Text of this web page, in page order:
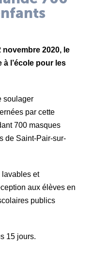
2020, le
l’école pour les
soulager
par cette
700 masques
de Saint-Pair-sur-
lavables et
aux élèves en
publics
15 jours.